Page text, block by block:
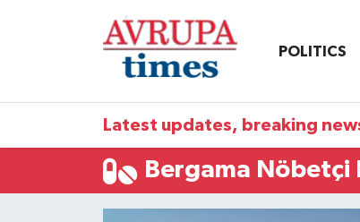
POLITICS
Latest updates, breaking
Bergama Nöbetçi
Nöbetçi Eczaneler
Namaz Vakitleri